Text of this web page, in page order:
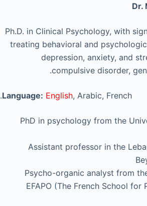
Dr.
Ph.D. in Clinical Psychology, with
treating behavioral and
depression, anxiety, and
compulsive disorder,
Language: English, Arabic, French.
PhD in psychology from the
Assistant professor in the
Psycho-organic analyst from
EFAPO (The French School for